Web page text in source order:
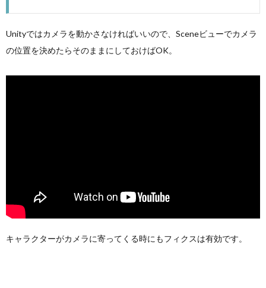
Unityではカメラを動かさなければいいので、Sceneビューでカメラ
の位置を決めたらそのままにしておけばOK。
キャラクターがカメラに寄ってくる時にもフィクスは有効です。